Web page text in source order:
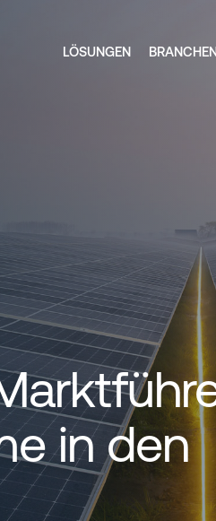
LÖSUNGEN
in den